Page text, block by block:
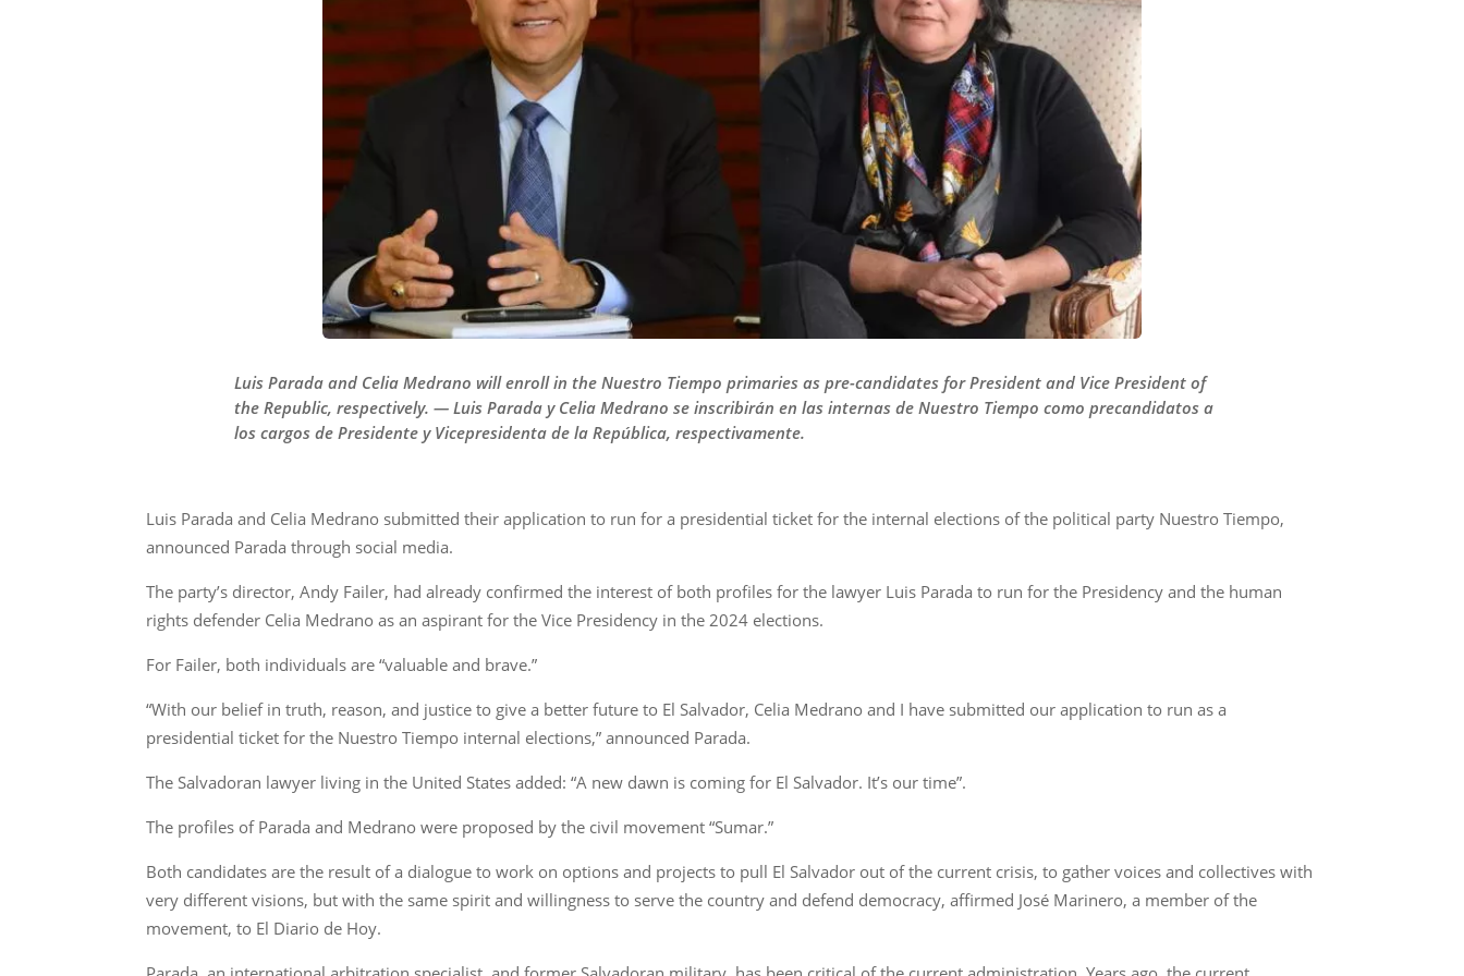
Luis Parada and Celia Medrano will enroll in the Nuestro Tiempo primaries as pre-candidates for President and Vice President of
the Republic, respectively. — Luis Parada y Celia Medrano se inscribirán en las internas de Nuestro Tiempo como precandidatos a
los cargos de Presidente y Vicepresidenta de la República, respectivamente.
Luis Parada and Celia Medrano submitted their application to run for a presidential ticket for the internal elections of the political party Nuestro Tiempo,
announced Parada through social media.
The party’s director, Andy Failer, had already confirmed the interest of both profiles for the lawyer Luis Parada to run for the Presidency and the human
rights defender Celia Medrano as an aspirant for the Vice Presidency in the 2024 elections.
For Failer, both individuals are “valuable and brave.”
“With our belief in truth, reason, and justice to give a better future to El Salvador, Celia Medrano and I have submitted our application to run as a
presidential ticket for the Nuestro Tiempo internal elections,” announced Parada.
The Salvadoran lawyer living in the United States added: “A new dawn is coming for El Salvador. It’s our time”.
The profiles of Parada and Medrano were proposed by the civil movement “Sumar.”
Both candidates are the result of a dialogue to work on options and projects to pull El Salvador out of the current crisis, to gather voices and collectives with
very different visions, but with the same spirit and willingness to serve the country and defend democracy, affirmed José Marinero, a member of the
movement, to El Diario de Hoy.